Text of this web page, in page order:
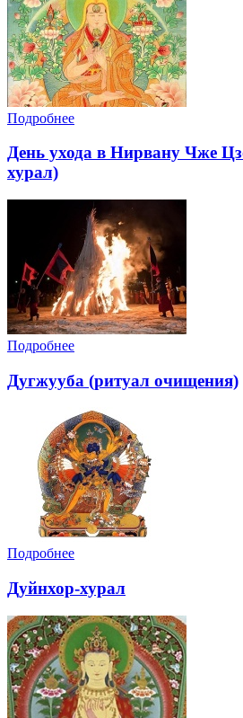
Подробнее
День ухода в Нирвану Чже
хурал)
Подробнее
Дугжууба (ритуал очищения)
Подробнее
Дуйнхор-хурал